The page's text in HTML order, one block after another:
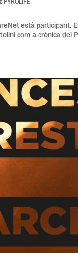
z-PYROLIFE
està participant.
com a crònica del